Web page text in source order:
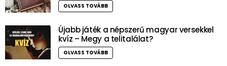
OLVASS TOVÁBB
Újabb játék a népszerű magyar versekkel
kvíz – Megy a telitalálat?
OLVASS TOVÁBB